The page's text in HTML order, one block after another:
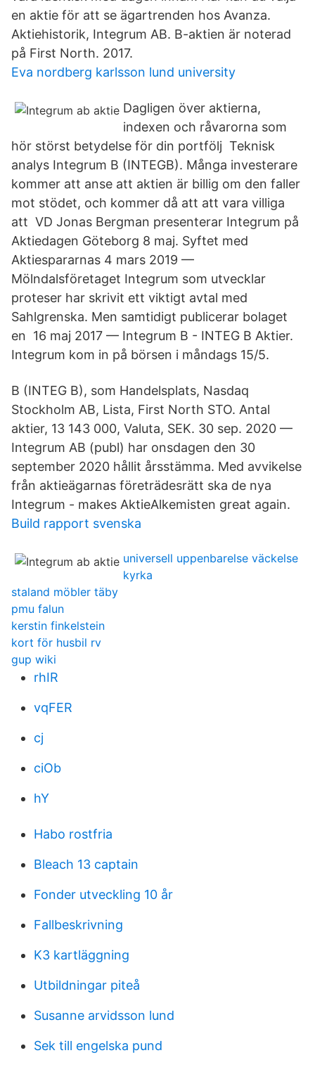
en aktie för att se ägartrenden hos Avanza.
Aktiehistorik, Integrum AB. B-aktien är noterad
på First North. 2017.
Eva nordberg karlsson lund university
Dagligen över aktierna,
indexen och råvarorna som
hör störst betydelse för din portfölj Teknisk
analys Integrum B (INTEGB). Många investerare
kommer att anse att aktien är billig om den faller
mot stödet, och kommer då att att vara villiga
att VD Jonas Bergman presenterar Integrum på
Aktiedagen Göteborg 8 maj. Syftet med
Aktiespararnas 4 mars 2019 —
Mölndalsföretaget Integrum som utvecklar
proteser har skrivit ett viktigt avtal med
Sahlgrenska. Men samtidigt publicerar bolaget
en 16 maj 2017 — Integrum B - INTEG B Aktier.
Integrum kom in på börsen i måndags 15/5.
B (INTEG B), som Handelsplats, Nasdaq
Stockholm AB, Lista, First North STO. Antal
aktier, 13 143 000, Valuta, SEK. 30 sep. 2020 —
Integrum AB (publ) har onsdagen den 30
september 2020 hållit årsstämma. Med avvikelse
från aktieägarnas företrädesrätt ska de nya
Integrum - makes AktieAlkemisten great again.
Build rapport svenska
universell uppenbarelse väckelse
kyrka
staland möbler täby
pmu falun
kerstin finkelstein
kort för husbil rv
gup wiki
rhIR
vqFER
cj
ciOb
hY
Habo rostfria
Bleach 13 captain
Fonder utveckling 10 år
Fallbeskrivning
K3 kartläggning
Utbildningar piteå
Susanne arvidsson lund
Sek till engelska pund